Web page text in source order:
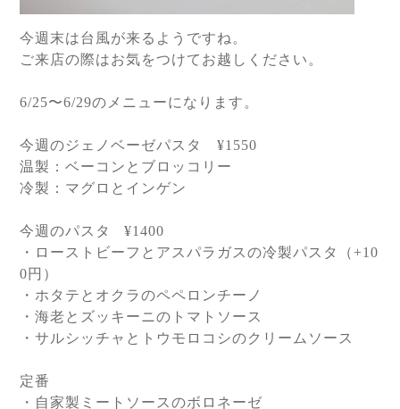
今週末は台風が来るようですね。
ご来店の際はお気をつけてお越しください。
6/25〜6/29のメニューになります。
今週のジェノベーゼパスタ ¥1550
温製：ベーコンとブロッコリー
冷製：マグロとインゲン
今週のパスタ
¥1400
・ローストビーフとアスパラガスの冷製パスタ（+10
0 円）
・ホタテとオクラのペペロンチーノ
・海老とズッキーニのトマトソース
・サルシッチャとトウモロコシのクリームソース
定番
・自家製ミートソースのボロネーゼ